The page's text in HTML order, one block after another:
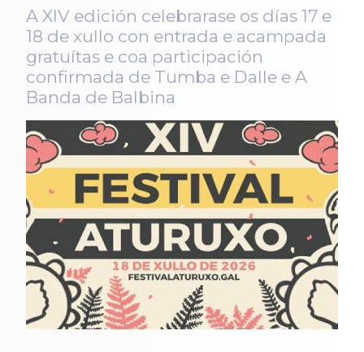
A XIV edición celebrarase os días 17 e
18 de xullo con entrada e acampada
gratuítas e coa participación
confirmada de Tumba e Dalle e A
Banda de Balbina